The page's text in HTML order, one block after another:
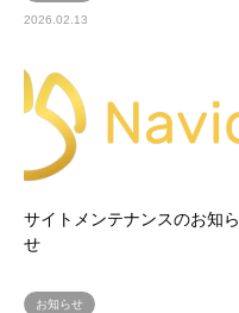
2026.02.13
サイトメンテナンスのお知ら
せ
お知らせ